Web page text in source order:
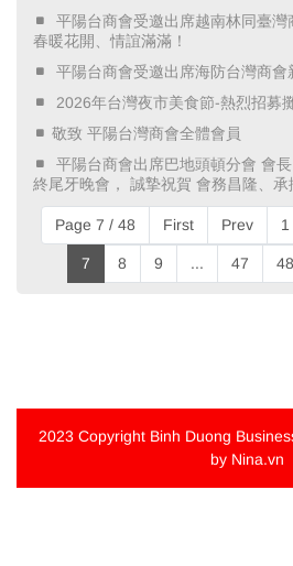
平陽台商會受邀出席越南林同臺
春暖花開、情誼滿滿！ ​
平陽台商會受邀出席海防台灣商會
2026年台灣夜市美食節-熱烈招募
敬致 平陽台灣商會全體會員
平陽台商會出席巴地頭頓分會 會
終尾牙晚會， 誠摯祝賀 會務昌隆、承
Page 7 / 48 First Prev 1
7 8 9 ... 47 48
2023 Copyright Binh Duong
by Nina.vn